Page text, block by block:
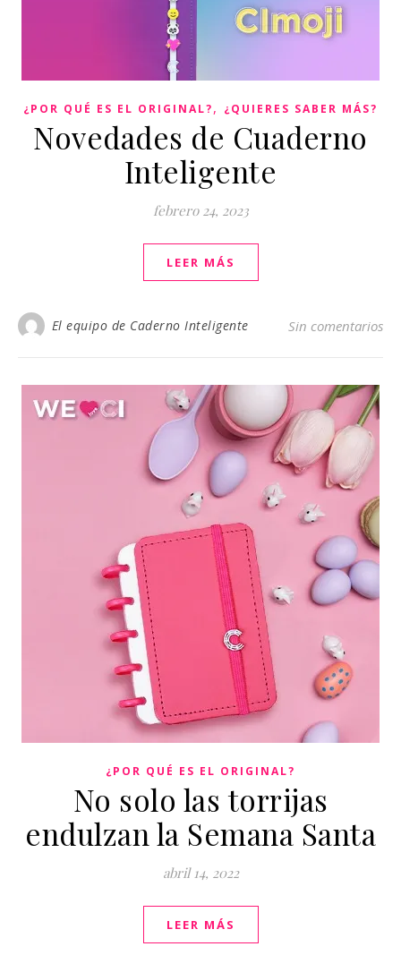
¿POR QUÉ ES EL ORIGINAL?, ¿QUIERES SABER MÁS?
Novedades de Cuaderno
Inteligente
febrero 24, 2023
LEER MÁS
El equipo de Caderno Inteligente Sin comentarios
¿POR QUÉ ES EL ORIGINAL?
No solo las torrijas
endulzan la Semana Santa
abril 14, 2022
LEER MÁS